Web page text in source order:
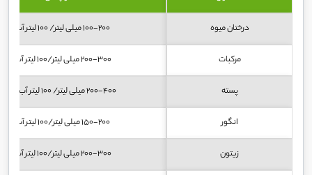
درختان میوه ۱۰۰-۲۰۰ میلی لیتر/ ۱۰۰ لیتر آب
مرکبات ۲۰۰-۳۰۰ میلی لیتر/۱۰۰ لیتر آب
پسته ۲۰۰-۴۰۰ میلی لیتر/ ۱۰۰ لیتر آب
انگور ۱۵۰-۲۰۰ میلی لیتر/۱۰۰ لیتر آب
زیتون ۲۰۰-۳۰۰ میلی لیتر/۱۰۰ لیتر آب